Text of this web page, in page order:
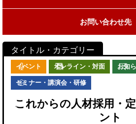
お問い合わせ先
イベント オンライン・対面 お知
セミナー・講演会・研修
これからの人材採用・
ント